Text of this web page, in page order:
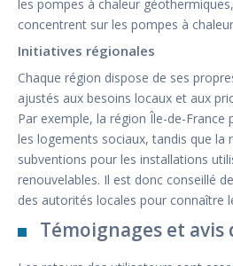
les pompes à chaleur
concentrent sur les pompes à
Initiatives régionales
Chaque région dispose de ses
ajustés aux besoins locaux et aux
Par exemple, la région Île-de-France
les logements sociaux, tandis que la
subventions pour les installations
renouvelables. Il est donc conseillé
des autorités locales pour connaître
Témoignages et avis